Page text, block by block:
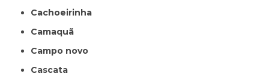
Cachoeirinha
Camaquã
Campo novo
Cascata